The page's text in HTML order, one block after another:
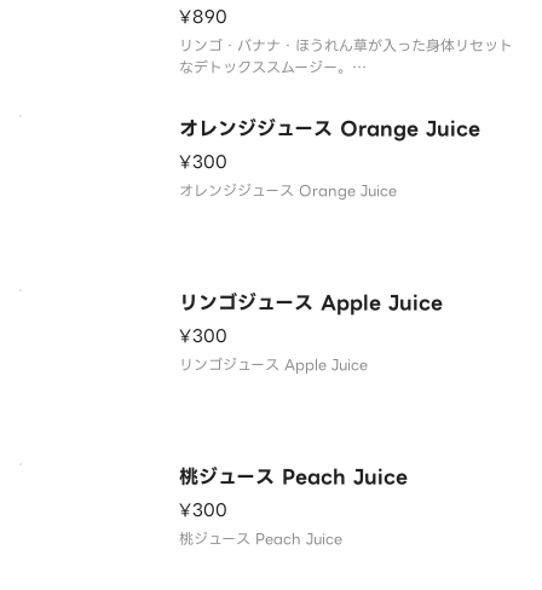
¥890
リンゴ・バナナ・ほうれん草が入った身体リセット
なデトックススムージー。
A detox smoothie with apples bananas and s
pinach to reset your body.
オレンジジュース Orange Juice
¥300
オレンジジュース Orange Juice
リンゴジュース Apple Juice
¥300
リンゴジュース Apple Juice
桃ジュース Peach Juice
¥300
桃ジュース Peach Juice